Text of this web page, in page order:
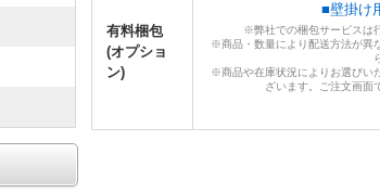
有料梱包
(オプショ
ン)
■壁掛け
※弊社での梱包サービスは
※商品・数量により配送方法が異
※商品や在庫状況によりお選びい
ざいます。ご注文画面